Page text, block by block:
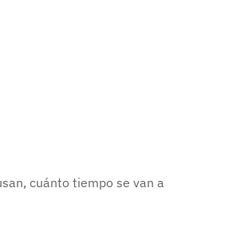
cuánto tiempo se van a